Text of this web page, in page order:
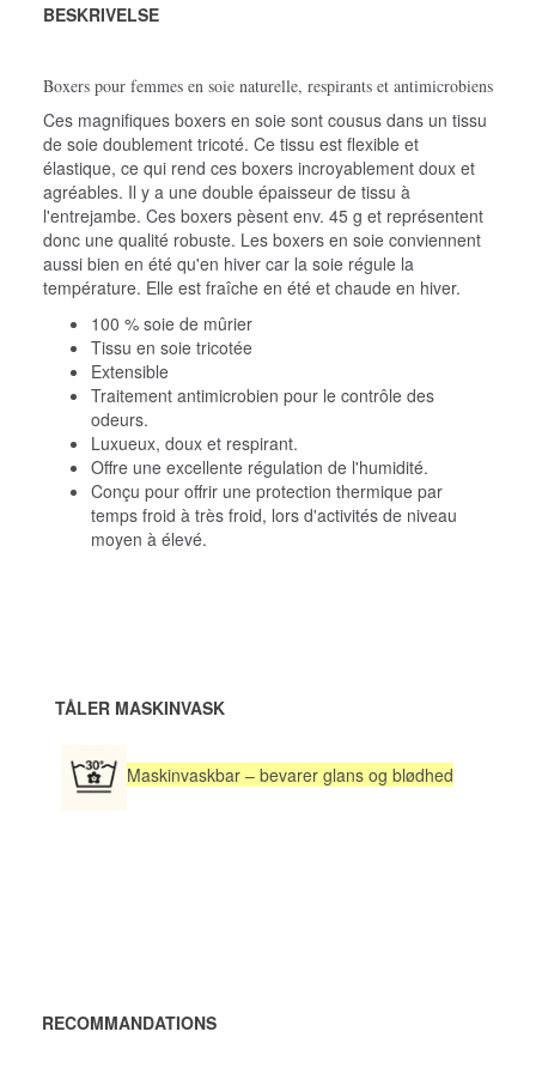
BESKRIVELSE
Boxers pour femmes en soie naturelle, respirants et antimicrobiens
Ces magnifiques boxers en soie sont cousus dans un tissu
de soie doublement tricoté. Ce tissu est flexible et
élastique, ce qui rend ces boxers incroyablement doux et
agréables. Il y a une double épaisseur de tissu à
l'entrejambe. Ces boxers pèsent env. 45 g et représentent
donc une qualité robuste. Les boxers en soie conviennent
aussi bien en été qu'en hiver car la soie régule la
température. Elle est fraîche en été et chaude en hiver.
100 % soie de mûrier
Tissu en soie tricotée
Extensible
Traitement antimicrobien pour le contrôle des
odeurs.
Luxueux, doux et respirant.
Offre une excellente régulation de l'humidité.
Conçu pour offrir une protection thermique par
temps froid à très froid, lors d'activités de niveau
moyen à élevé.
TÅLER MASKINVASK
Maskinvaskbar – bevarer glans og blødhed
RECOMMANDATIONS